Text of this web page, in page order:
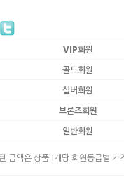
VIP회원
골드회원
실버회원
브론즈회원
일반회원
금액은 상품 1개당 회원등급별 가